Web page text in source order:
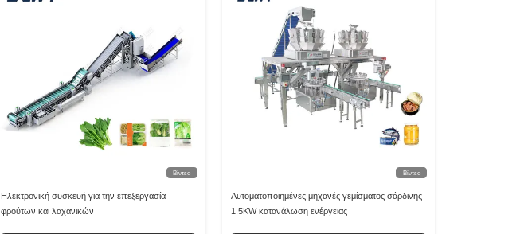
Βίντεο
Ηλεκτρονική συσκευή για την επεξεργασία
φρούτων και λαχανικών
Βίντεο
Αυτοματοποιημένες μηχανές γεμίσματος σάρδινης
1.5KW κατανάλωση ενέργειας